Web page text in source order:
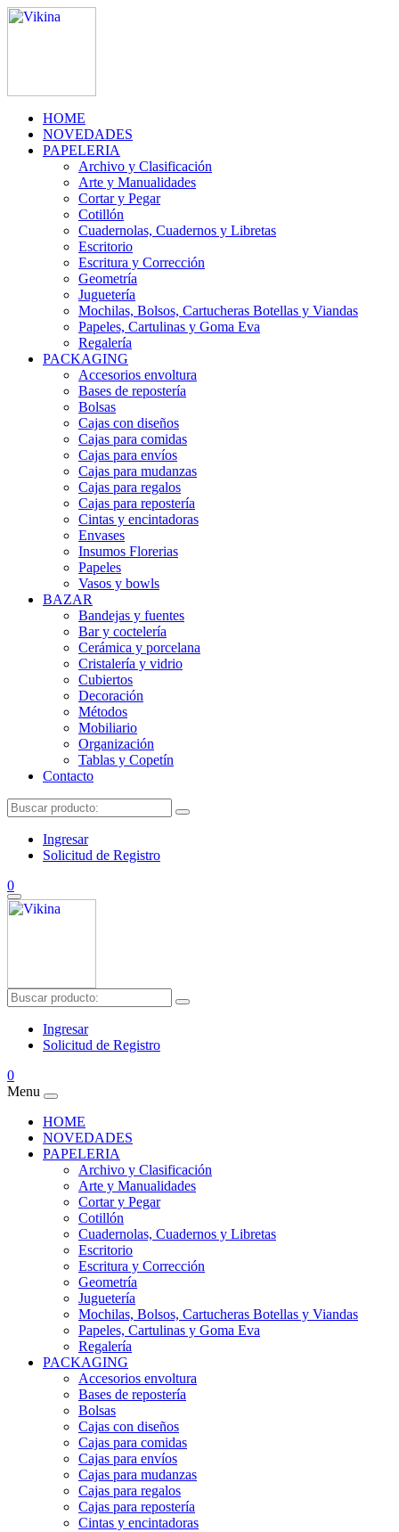
HOME
NOVEDADES
PAPELERIA
Archivo y Clasificación
Arte y Manualidades
Cortar y Pegar
Cotillón
Cuadernolas, Cuadernos y Libretas
Escritorio
Escritura y Corrección
Geometría
Juguetería
Mochilas, Bolsos, Cartucheras Botellas y Viandas
Papeles, Cartulinas y Goma Eva
Regalería
PACKAGING
Accesorios envoltura
Bases de repostería
Bolsas
Cajas con diseños
Cajas para comidas
Cajas para envíos
Cajas para mudanzas
Cajas para regalos
Cajas para repostería
Cintas y encintadoras
Envases
Insumos Florerias
Papeles
Vasos y bowls
BAZAR
Bandejas y fuentes
Bar y coctelería
Cerámica y porcelana
Cristalería y vidrio
Cubiertos
Decoración
Métodos
Mobiliario
Organización
Tablas y Copetín
Contacto
Ingresar
Solicitud de Registro
0
Ingresar
Solicitud de Registro
0
Menu
HOME
NOVEDADES
PAPELERIA
Archivo y Clasificación
Arte y Manualidades
Cortar y Pegar
Cotillón
Cuadernolas, Cuadernos y Libretas
Escritorio
Escritura y Corrección
Geometría
Juguetería
Mochilas, Bolsos, Cartucheras Botellas y Viandas
Papeles, Cartulinas y Goma Eva
Regalería
PACKAGING
Accesorios envoltura
Bases de repostería
Bolsas
Cajas con diseños
Cajas para comidas
Cajas para envíos
Cajas para mudanzas
Cajas para regalos
Cajas para repostería
Cintas y encintadoras